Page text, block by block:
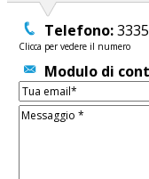
Telefono:
Clicca per vedere il numero
Modulo di